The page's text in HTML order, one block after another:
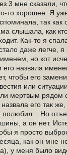
мне сказали,
то хорошее. Я
так
слышала, как
Как-то я
даже легче,
но кот
назвала
чтобы его
или
мертвым рядом с
его так
полюбил... Но
а он нет.
я просто
как он мне
у меня было